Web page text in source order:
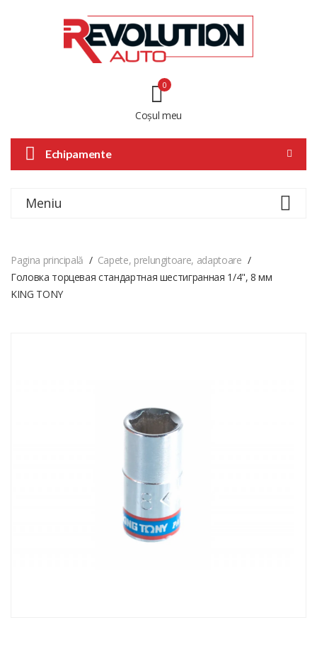
Coșul meu
0
Echipamente
Meniu
Pagina principală
Capete, prelungitoare, adaptoare
Головка торцевая стандартная шестигранная 1/4", 8 мм
KING TONY